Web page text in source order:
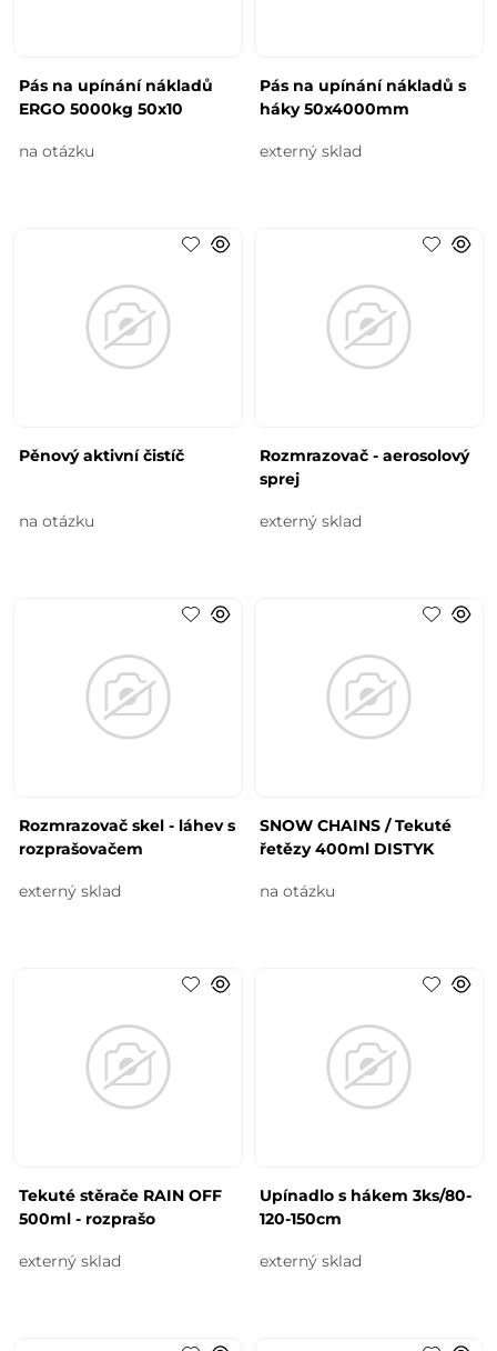
Pás na upínání nákladů
ERGO 5000kg 50x10
na otázku
Pás na upínání nákladů s
háky 50x4000mm
externý sklad
Pěnový aktivní čistíč
na otázku
Rozmrazovač - aerosolový
sprej
externý sklad
Rozmrazovač skel - láhev s
rozprašovačem
externý sklad
SNOW CHAINS / Tekuté
řetězy 400ml DISTYK
na otázku
Tekuté stěrače RAIN OFF
500ml - rozprašo
externý sklad
Upínadlo s hákem 3ks/80-
120-150cm
externý sklad